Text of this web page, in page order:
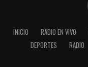
INICIO RADIO EN VIVO
DEPORTES
RADIO